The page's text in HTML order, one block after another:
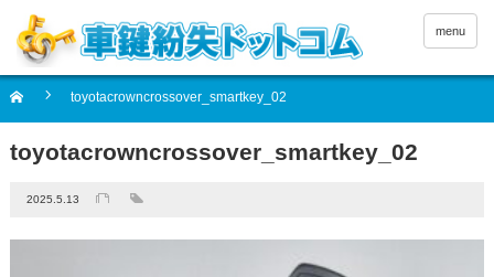
menu
toyotacrowncrossover_smartkey_02
toyotacrowncrossover_smartkey_02
2025.5.13